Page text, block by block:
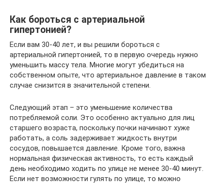
Как бороться с артериальной
гипертонией?
Если вам 30-40 лет, и вы решили бороться с
артериальной гипертонией, то в первую очередь нужно
уменьшить массу тела. Многие могут убедиться на
собственном опыте, что артериальное давление в таком
случае снизится в значительной степени.
Следующий этап – это уменьшение количества
потребляемой соли. Это особенно актуально для лиц
старшего возраста, поскольку почки начинают хуже
работать, а соль задерживает жидкость внутри
сосудов, повышается давление. Кроме того, важна
нормальная физическая активность, то есть каждый
день необходимо ходить по улице не менее 30-40 минут.
Если нет возможности гулять по улице, то можно